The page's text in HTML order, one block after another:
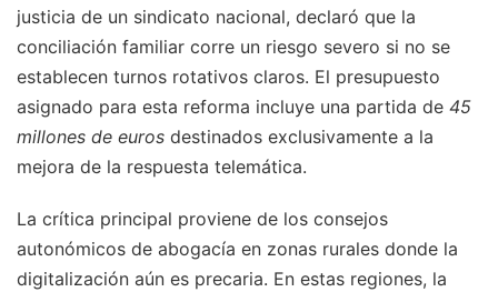
justicia de un sindicato nacional, declaró que la
conciliación familiar corre un riesgo severo si no se
establecen turnos rotativos claros. El presupuesto
asignado para esta reforma incluye una partida de 45
millones de euros destinados exclusivamente a la
mejora de la respuesta telemática.
La crítica principal proviene de los consejos
autonómicos de abogacía en zonas rurales donde la
digitalización aún es precaria. En estas regiones, la